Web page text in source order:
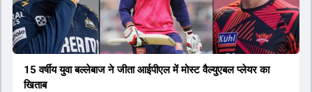
15 वर्षीय युवा बल्लेबाज ने जीता आईपीएल में मोस्ट वैल्युएबल प्लेयर का
खिताब